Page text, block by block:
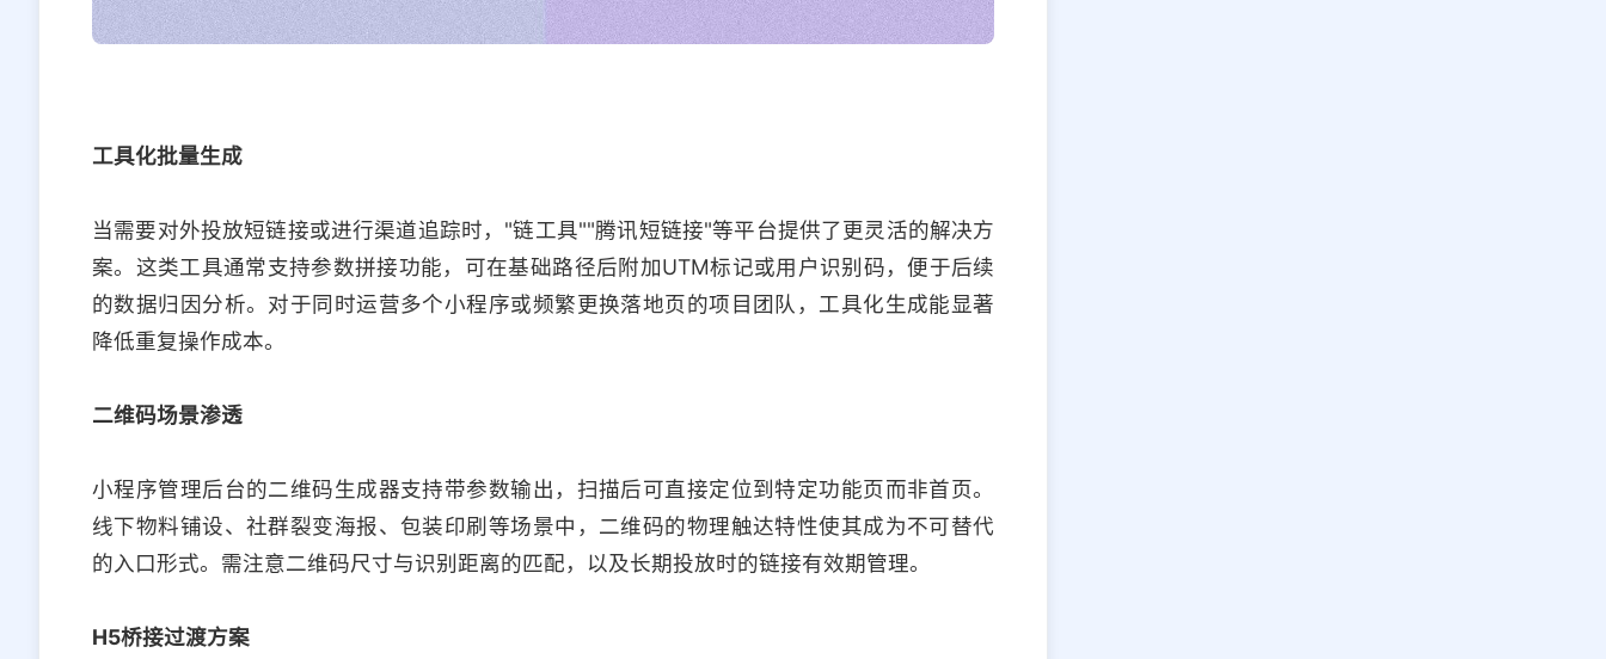
工具化批量生成
当需要对外投放短链接或进行渠道追踪时，"链工具""腾讯短链接"等平台提供了更灵活的解决方
案。这类工具通常支持参数拼接功能，可在基础路径后附加UTM标记或用户识别码，便于后续
的数据归因分析。对于同时运营多个小程序或频繁更换落地页的项目团队，工具化生成能显著
降低重复操作成本。
二维码场景渗透
小程序管理后台的二维码生成器支持带参数输出，扫描后可直接定位到特定功能页而非首页。
线下物料铺设、社群裂变海报、包装印刷等场景中，二维码的物理触达特性使其成为不可替代
的入口形式。需注意二维码尺寸与识别距离的匹配，以及长期投放时的链接有效期管理。
H5桥接过渡方案